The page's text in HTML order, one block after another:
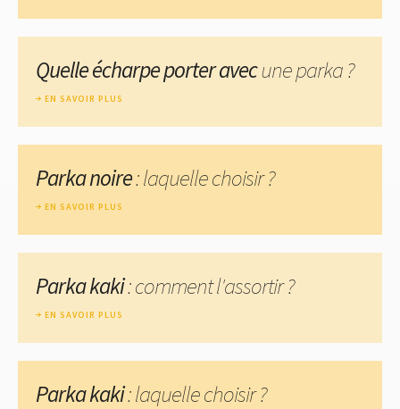
Quelle écharpe porter avecune parka ?
EN SAVOIR PLUS
Parka noire: laquelle choisir ?
EN SAVOIR PLUS
Parka kaki: comment l'assortir ?
EN SAVOIR PLUS
Parka kaki: laquelle choisir ?